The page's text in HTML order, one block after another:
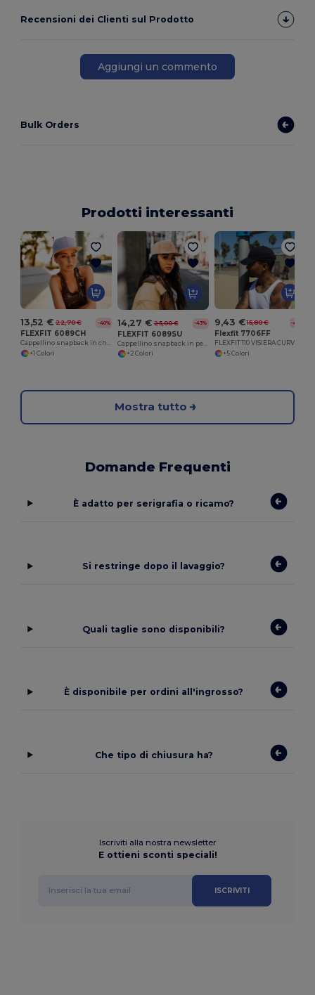
Recensioni dei Clienti sul Prodotto
Aggiungi un commento
Bulk Orders
Prodotti interessanti
13,52 € 22,70 € -40%
FLEXFIT 6089CH
Cappellino snapback in chambray e camoscio
+1 Colori
14,27 € 25,00 € -43%
FLEXFIT 6089SU
+2 Colori
9,43 € 15,80 € -40%
Flexfit 7706FF
+5 Colori
Mostra tutto
Domande Frequenti
È adatto per serigrafia o ricamo?
Si restringe dopo il lavaggio?
Quali taglie sono disponibili?
È disponibile per ordini all'ingrosso?
Che tipo di chiusura ha?
Iscriviti alla nostra newsletter
E ottieni sconti speciali!
ISCRIVITI